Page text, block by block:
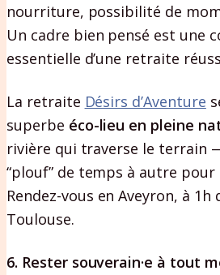
nourriture, possibilité de
Un cadre bien pensé est une
essentielle d’une retraite
La retraite Désirs d’Aventure
superbe éco-lieu en pleine
rivière qui traverse le terrain
“plouf” de temps à autre pour
Rendez-vous en Aveyron, à
Toulouse.
6. Rester souverain·e à tout